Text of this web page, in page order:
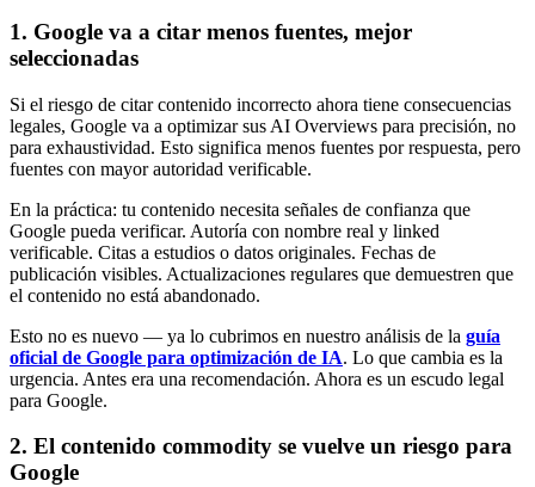
1. Google va a citar menos fuentes, mejor
seleccionadas
Si el riesgo de citar contenido incorrecto ahora tiene consecuencias
legales, Google va a optimizar sus AI Overviews para precisión, no
para exhaustividad. Esto significa menos fuentes por respuesta, pero
fuentes con mayor autoridad verificable.
En la práctica: tu contenido necesita señales de confianza que
Google pueda verificar. Autoría con nombre real y linked
verificable. Citas a estudios o datos originales. Fechas de
publicación visibles. Actualizaciones regulares que demuestren que
el contenido no está abandonado.
Esto no es nuevo — ya lo cubrimos en nuestro análisis de la guía
oficial de Google para optimización de IA. Lo que cambia es la
urgencia. Antes era una recomendación. Ahora es un escudo legal
para Google.
2. El contenido commodity se vuelve un riesgo para
Google